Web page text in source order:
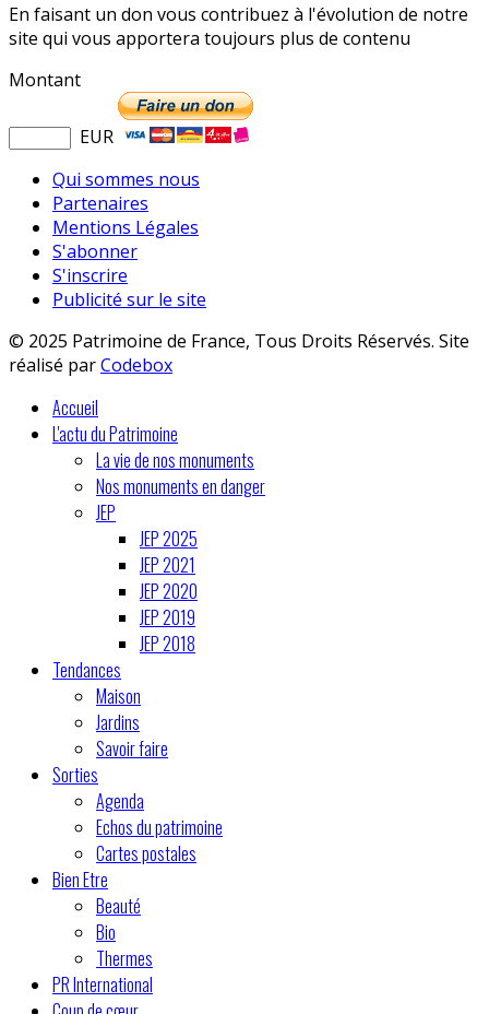
En faisant un don vous contribuez à l'évolution de notre
site qui vous apportera toujours plus de contenu
Montant
EUR
Qui sommes nous
Partenaires
Mentions Légales
S'abonner
S'inscrire
Publicité sur le site
© 2025 Patrimoine de France, Tous Droits Réservés. Site
réalisé parCodebox
Accueil
L'actu du Patrimoine
La vie de nos monuments
Nos monuments en danger
JEP
JEP 2025
JEP 2021
JEP 2020
JEP 2019
JEP 2018
Tendances
Maison
Jardins
Savoir faire
Sorties
Agenda
Echos du patrimoine
Cartes postales
Bien Etre
Beauté
Bio
Thermes
PR International